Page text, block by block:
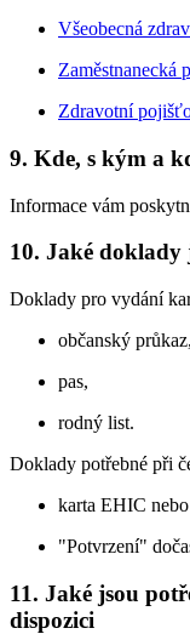
Všeobecná
Zaměstnanecká
Zdravotní
9. Kde, s kým a
Informace vám
10. Jaké doklady
Doklady pro vydání
občanský průkaz,
pas,
rodný list.
Doklady potřebné při
karta EHIC nebo
"Potvrzení"
11. Jaké jsou
dispozici